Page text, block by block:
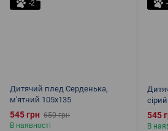
-2
Дитячий плед Серденька,
м'ятний 105х135
545 грн 650 грн
В наявності
545
В